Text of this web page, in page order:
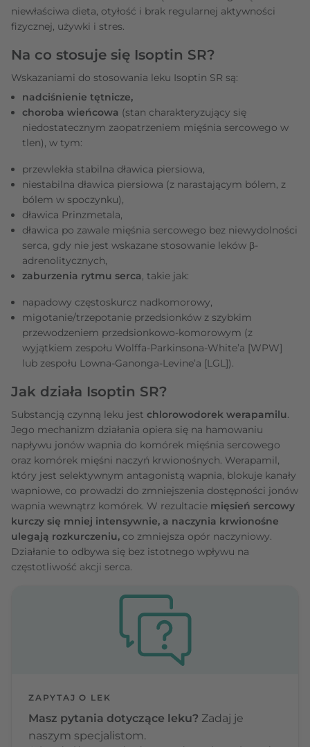
niewłaściwa dieta, otyłość i brak regularnej aktywności
fizycznej, używki i stres.
Na co stosuje się Isoptin SR?
Wskazaniami do stosowania leku Isoptin SR są:
nadciśnienie tętnicze,
choroba wieńcowa (stan charakteryzujący się
niedostatecznym zaopatrzeniem mięśnia sercowego w
tlen), w tym:
przewlekła stabilna dławica piersiowa,
niestabilna dławica piersiowa (z narastającym bólem, z
bólem w spoczynku),
dławica Prinzmetala,
dławica po zawale mięśnia sercowego bez niewydolności
serca, gdy nie jest wskazane stosowanie leków β-
adrenolitycznych,
zaburzenia rytmu serca, takie jak:
napadowy częstoskurcz nadkomorowy,
migotanie/trzepotanie przedsionków z szybkim
przewodzeniem przedsionkowo-komorowym (z
wyjątkiem zespołu Wolffa-Parkinsona-White’a [WPW]
lub zespołu Lowna-Ganonga-Levine’a [LGL]).
Jak działa Isoptin SR?
Substancją czynną leku jest chlorowodorek werapamilu.
Jego mechanizm działania opiera się na hamowaniu
napływu jonów wapnia do komórek mięśnia sercowego
oraz komórek mięśni naczyń krwionośnych. Werapamil,
który jest selektywnym antagonistą wapnia, blokuje kanały
wapniowe, co prowadzi do zmniejszenia dostępności jonów
wapnia wewnątrz komórek. W rezultacie mięsień sercowy
kurczy się mniej intensywnie, a naczynia krwionośne
ulegają rozkurczeniu, co zmniejsza opór naczyniowy.
Działanie to odbywa się bez istotnego wpływu na
częstotliwość akcji serca.
ZAPYTAJ O LEK
Masz pytania dotyczące leku? Zadaj je
naszym specjalistom.